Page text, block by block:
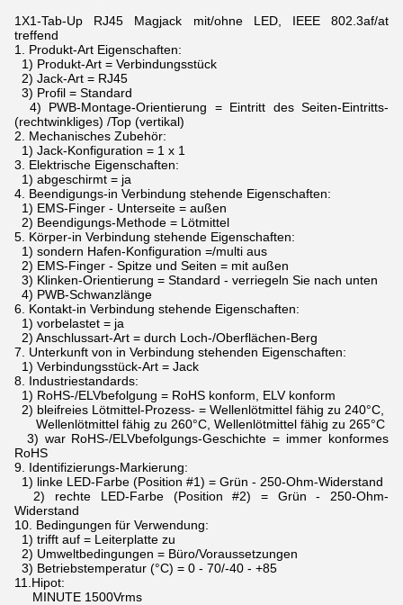
1X1-Tab-Up RJ45 Magjack mit/ohne LED, IEEE 802.3af/at
treffend
1. Produkt-Art Eigenschaften:
1) Produkt-Art = Verbindungsstück
2) Jack-Art = RJ45
3) Profil = Standard
4) PWB-Montage-Orientierung = Eintritt des Seiten-Eintritts-
(rechtwinkliges) /Top (vertikal)
2. Mechanisches Zubehör:
1) Jack-Konfiguration = 1 x 1
3. Elektrische Eigenschaften:
1) abgeschirmt = ja
4. Beendigungs-in Verbindung stehende Eigenschaften:
1) EMS-Finger - Unterseite = außen
2) Beendigungs-Methode = Lötmittel
5. Körper-in Verbindung stehende Eigenschaften:
1) sondern Hafen-Konfiguration =/multi aus
2) EMS-Finger - Spitze und Seiten = mit außen
3) Klinken-Orientierung = Standard - verriegeln Sie nach unten
4) PWB-Schwanzlänge
6. Kontakt-in Verbindung stehende Eigenschaften:
1) vorbelastet = ja
2) Anschlussart-Art = durch Loch-/Oberflächen-Berg
7. Unterkunft von in Verbindung stehenden Eigenschaften:
1) Verbindungsstück-Art = Jack
8. Industriestandards:
1) RoHS-/ELVbefolgung = RoHS konform, ELV konform
2) bleifreies Lötmittel-Prozess- = Wellenlötmittel fähig zu 240°C,
Wellenlötmittel fähig zu 260°C, Wellenlötmittel fähig zu 265°C
3) war RoHS-/ELVbefolgungs-Geschichte = immer konformes
RoHS
9. Identifizierungs-Markierung:
1) linke LED-Farbe (Position #1) = Grün - 250-Ohm-Widerstand
2) rechte LED-Farbe (Position #2) = Grün - 250-Ohm-
Widerstand
10. Bedingungen für Verwendung:
1) trifft auf = Leiterplatte zu
2) Umweltbedingungen = Büro/Voraussetzungen
3) Betriebstemperatur (°C) = 0 - 70/-40 - +85
11.Hipot:
MINUTE 1500Vrms